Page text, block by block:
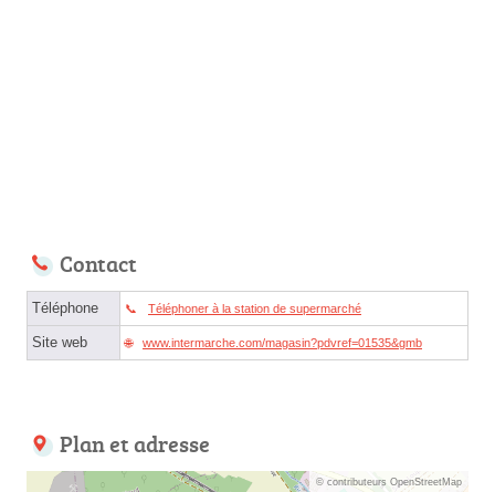
Contact
Téléphone Téléphoner à la station de supermarché
Site web www.intermarche.com/magasin?pdvref=01535&gmb
Plan et adresse
© contributeurs OpenStreetMap